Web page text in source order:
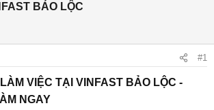
BẢO LỘC
#1
VIỆC TẠI VINFAST BẢO LỘC -
NGAY